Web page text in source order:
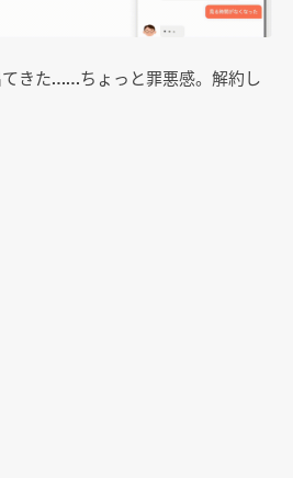
きた……ちょっと罪悪感。解約し